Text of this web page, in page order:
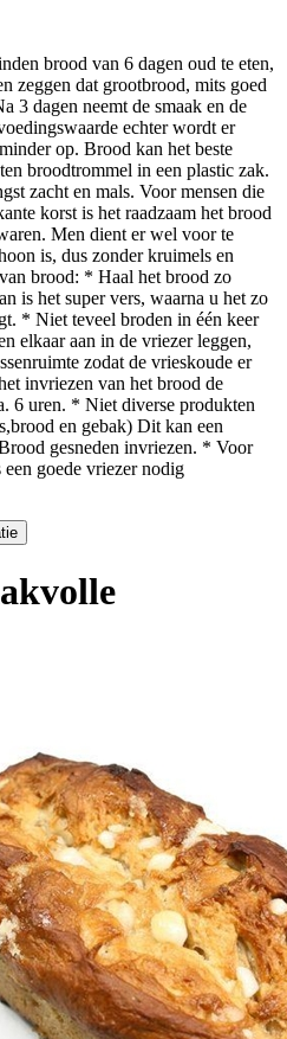
brood van 6 dagen oud te eten,
zeggen dat grootbrood, mits goed
3 dagen neemt de smaak en de
echter wordt er
op. Brood kan het beste
broodtrommel in een plastic zak.
zacht en mals. Voor mensen die
korst is het raadzaam het brood
Men dient er wel voor te
is, dus zonder kruimels en
brood: * Haal het brood zo
is het super vers, waarna u het zo
* Niet teveel broden in één keer
elkaar aan in de vriezer leggen,
zodat de vrieskoude er
invriezen van het brood de
6 uren. * Niet diverse produkten
en gebak) Dit kan een
gesneden invriezen. * Voor
goede vriezer nodig